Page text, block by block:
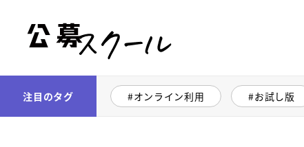
公募スクール
注目のタグ オンライン利用 お試し版